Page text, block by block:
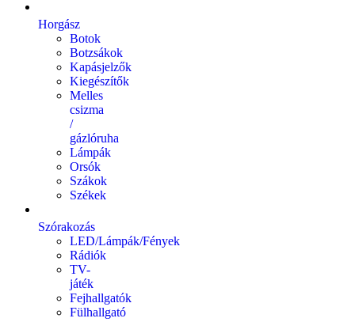
Horgász
Botok
Botzsákok
Kapásjelzők
Kiegészítők
Melles
csizma
/
gázlóruha
Lámpák
Orsók
Szákok
Székek
Szórakozás
LED/Lámpák/Fények
Rádiók
TV-
játék
Fejhallgatók
Fülhallgató